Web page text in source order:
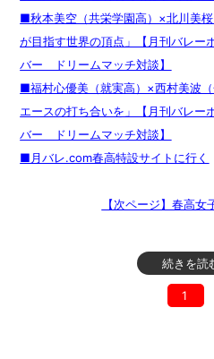
■秋本美空（共栄学園高）×北川美
が目指す世界の頂点」【月刊バレー
バー ドリームマッチ対談】
■福村心優美（就実高）×西村美波
エースの打ち合いを」【月刊バレー
バー ドリームマッチ対談】
■月バレ.com春高特設サイトに行く
【次ページ】春高女
続きを読
1